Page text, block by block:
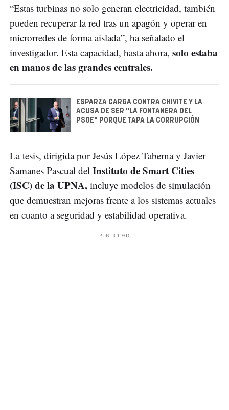
“Estas turbinas no solo generan electricidad, también
pueden recuperar la red tras un apagón y operar en
microrredes de forma aislada”, ha señalado el
investigador. Esta capacidad, hasta ahora, solo estaba
en manos de las grandes centrales.
ESPARZA CARGA CONTRA CHIVITE Y LA
ACUSA DE SER "LA FONTANERA DEL
PSOE" PORQUE TAPA LA CORRUPCIÓN
La tesis, dirigida por Jesús López Taberna y Javier
Samanes Pascual del Instituto de Smart Cities
(ISC) de la UPNA, incluye modelos de simulación
que demuestran mejoras frente a los sistemas actuales
en cuanto a seguridad y estabilidad operativa.